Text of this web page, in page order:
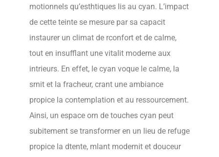
motionnels qu’esthtiques lis au cyan. L’impact
de cette teinte se mesure par sa capacit
instaurer un climat de rconfort et de calme,
tout en insufflant une vitalit moderne aux
intrieurs. En effet, le cyan voque le calme, la
srnit et la fracheur, crant une ambiance
propice la contemplation et au ressourcement.
Ainsi, un espace orn de touches cyan peut
subitement se transformer en un lieu de refuge
propice la dtente, mlant modernit et douceur